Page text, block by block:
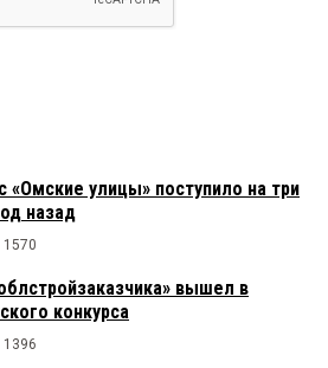
«Омские улицы» поступило на три
назад
1570
вышел в
конкурса
1396